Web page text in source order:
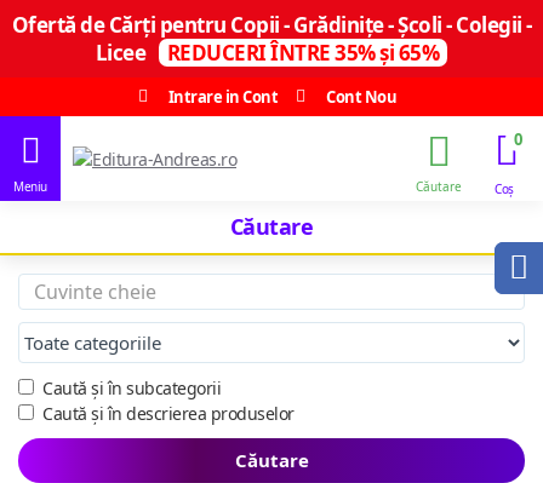
Ofertă de Cărți pentru Copii - Grădinițe - Școli - Colegii -
Licee
REDUCERI ÎNTRE 35% și 65%
Intrare in Cont
Cont Nou
0
Căutare
Caută și în subcategorii
Caută și în descrierea produselor
Căutare